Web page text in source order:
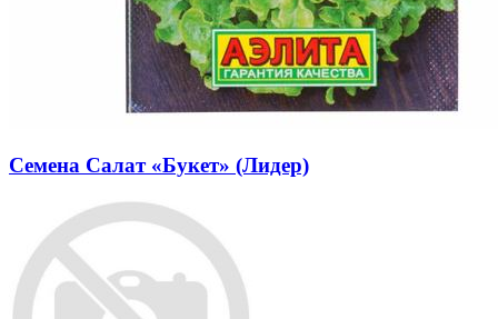
Семена Салат «Букет» (Лидер)